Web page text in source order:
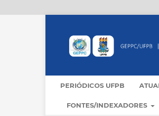
PERIÓDICOS UFPB
FONTES/INDEXADORES